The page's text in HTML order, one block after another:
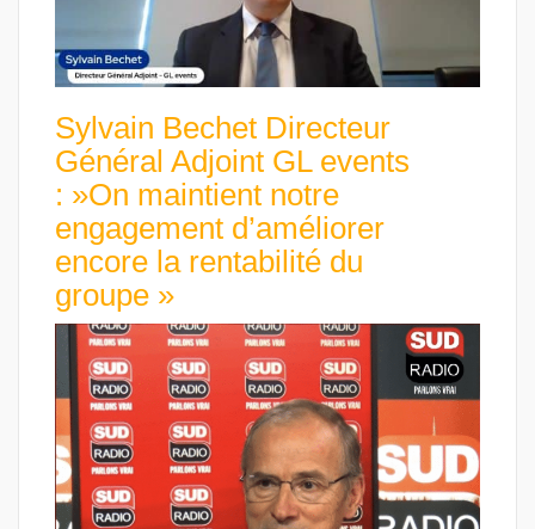
Sylvain Bechet Directeur
Général Adjoint GL events
: »On maintient notre
engagement d’améliorer
encore la rentabilité du
groupe »